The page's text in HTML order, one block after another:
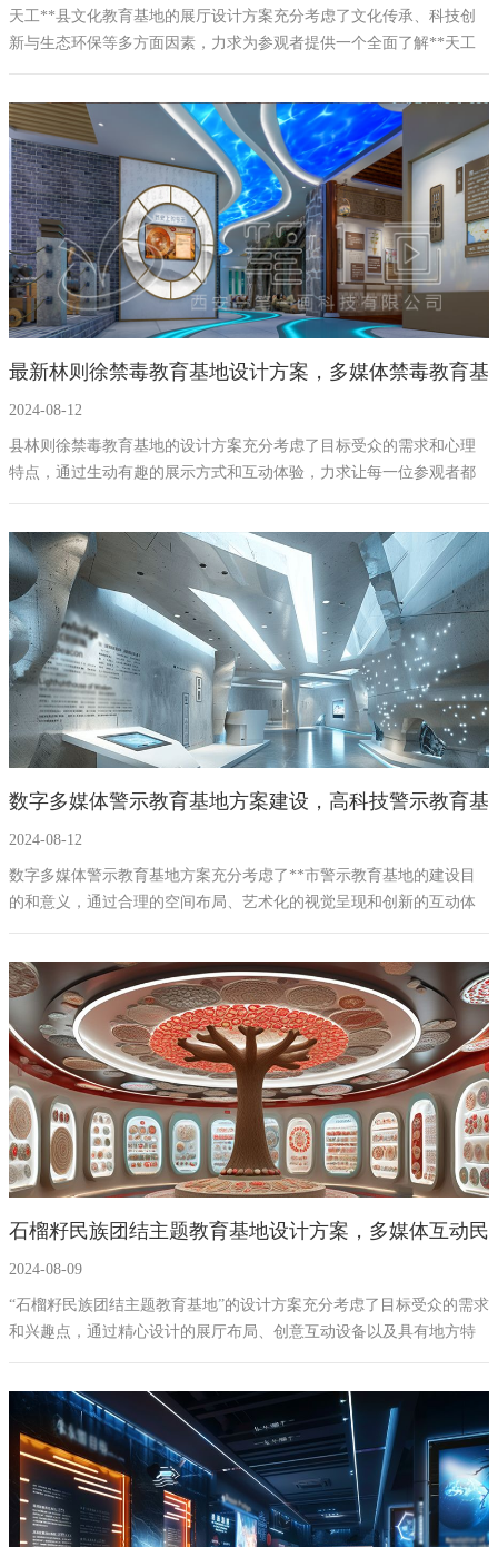
天工**县文化教育基地的展厅设计方案充分考虑了文化传承、科技创
新与生态环保等多方面因素，力求为参观者提供一个全面了解**天工
集团及**县历史文化与科技成果的平台。通过精心规划的展厅布局和
习经历，为推动当地经济社会发展作出积极贡献。
最新林则徐禁毒教育基地设计方案，多媒体禁毒教育基
地建设方案
2024-08-12
县林则徐禁毒教育基地的设计方案充分考虑了目标受众的需求和心理
特点，通过生动有趣的展示方式和互动体验，力求让每一位参观者都
能深刻理解毒品的危害，并积极参与到禁毒斗争中来。整个展厅设计
兼具教育意义和观赏价值的禁毒教育基地。
数字多媒体警示教育基地方案建设，高科技警示教育基
地设计方案策划公司
2024-08-12
数字多媒体警示教育基地方案充分考虑了**市警示教育基地的建设目
的和意义，通过合理的空间布局、艺术化的视觉呈现和创新的互动体
验，旨在打造一个具有高度教育价值和社会影响力的展厅。我们相
政建设的一张亮丽名片。
石榴籽民族团结主题教育基地设计方案，多媒体互动民
族团结展厅建设方案
2024-08-09
“石榴籽民族团结主题教育基地”的设计方案充分考虑了目标受众的需求
和兴趣点，通过精心设计的展厅布局、创意互动设备以及具有地方特
色的艺术化元素，旨在为参观者提供一次富有教育意义且充满乐趣的
促进不同文化间的交流与理解。